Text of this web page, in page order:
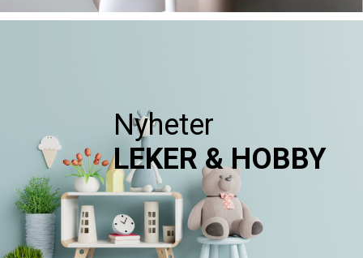
Nyheter
LEKER & HOBBY